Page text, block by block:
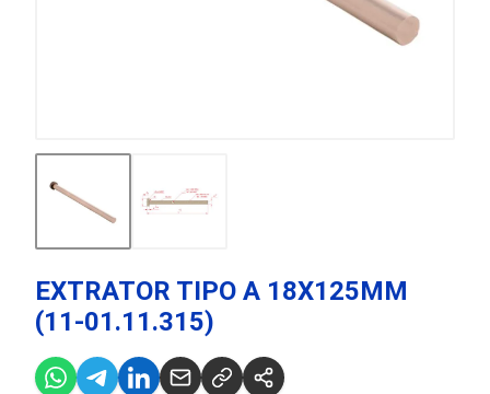
EXTRATOR TIPO A 18X125MM
(11-01.11.315)